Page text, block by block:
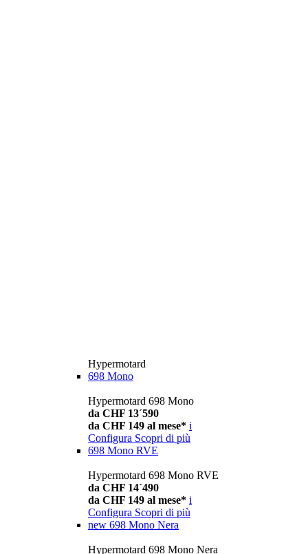
Hypermotard
698 Mono
Hypermotard 698 Mono
da CHF 13´590
da CHF 149 al mese* i
Configura Scopri di più
698 Mono RVE
Hypermotard 698 Mono RVE
da CHF 14´490
da CHF 149 al mese* i
Configura Scopri di più
new 698 Mono Nera
Hypermotard 698 Mono Nera